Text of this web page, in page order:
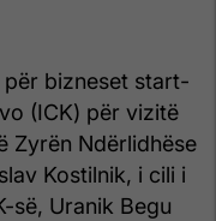
për bizneset start-
(ICK) për vizitë
Zyrën Ndërlidhëse
Kostilnik, i cili i
së, Uranik Begu